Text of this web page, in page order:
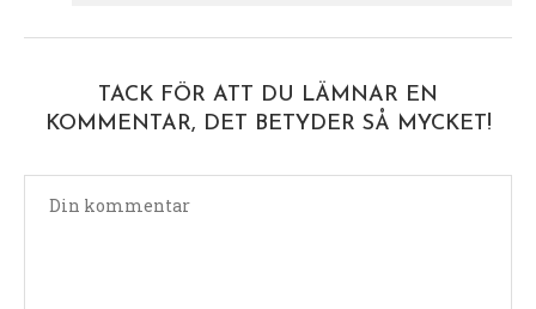
TACK FÖR ATT DU LÄMNAR EN
KOMMENTAR, DET BETYDER SÅ MYCKET!